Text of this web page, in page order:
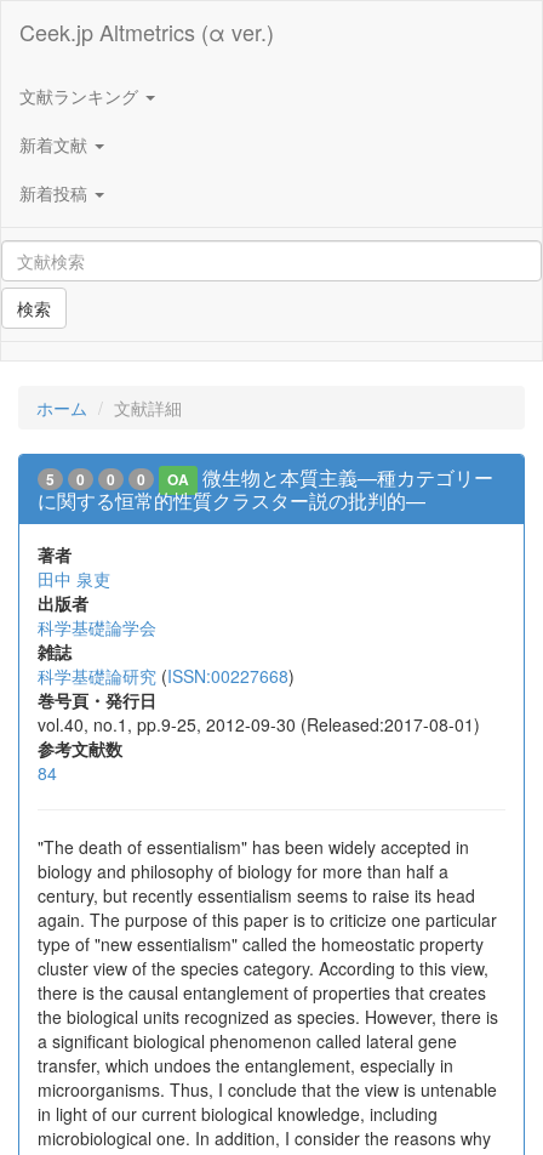
Ceek.jp Altmetrics (α ver.)
文献ランキング
新着文献
新着投稿
検索
ホーム 文献詳細
5 0 0 0 OA
微生物と本質主義—種カテゴリー
に関する恒常的性質クラスター説の批判的—
著者
田中 泉吏
出版者
科学基礎論学会
雑誌
科学基礎論研究 (ISSN:00227668)
巻号頁・発行日
vol.40, no.1, pp.9-25, 2012-09-30 (Released:2017-08-01)
参考文献数
84
"The death of essentialism" has been widely accepted in
biology and philosophy of biology for more than half a
century, but recently essentialism seems to raise its head
again. The purpose of this paper is to criticize one particular
type of "new essentialism" called the homeostatic property
cluster view of the species category. According to this view,
there is the causal entanglement of properties that creates
the biological units recognized as species. However, there is
a significant biological phenomenon called lateral gene
transfer, which undoes the entanglement, especially in
microorganisms. Thus, I conclude that the view is untenable
in light of our current biological knowledge, including
microbiological one. In addition, I consider the reasons why